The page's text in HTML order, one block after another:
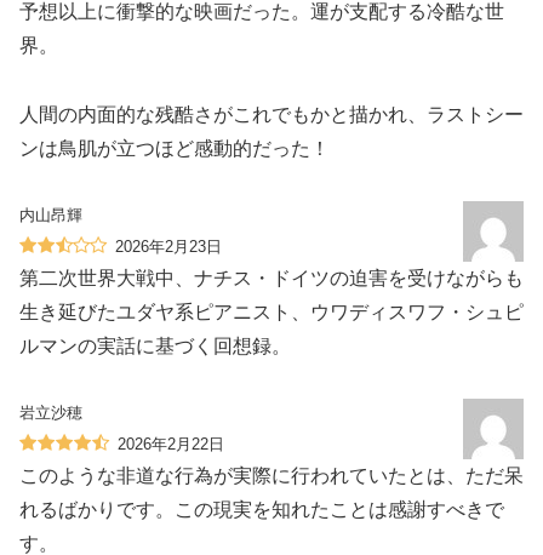
予想以上に衝撃的な映画だった。運が支配する冷酷な世
界。
人間の内面的な残酷さがこれでもかと描かれ、ラストシー
ンは鳥肌が立つほど感動的だった！
内山昂輝
2026年2月23日
第二次世界大戦中、ナチス・ドイツの迫害を受けながらも
生き延びたユダヤ系ピアニスト、ウワディスワフ・シュピ
ルマンの実話に基づく回想録。
岩立沙穂
2026年2月22日
このような非道な行為が実際に行われていたとは、ただ呆
れるばかりです。この現実を知れたことは感謝すべきで
す。